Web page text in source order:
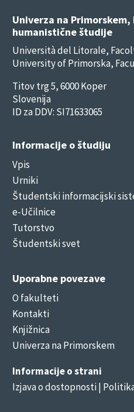
Univerza na
humanistične študije
Università del Litorale,
University of Primorska,
Titov trg 5, 6000 Koper
Slovenija
ID za DDV: SI71633065
Informacije o študiju
Vpis
Urniki
Študentski informacijski
e-Učilnice
Tutorstvo
Študentski svet
Uporabne povezave
O fakulteti
Kontakti
Knjižnica
Univerza na Primorskem
Informacije o strani
Izjava o dostopnosti|